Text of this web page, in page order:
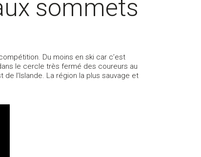
sommets
Du moins en ski car c’est
le cercle très fermé des coureurs au
l’Islande. La région la plus sauvage et